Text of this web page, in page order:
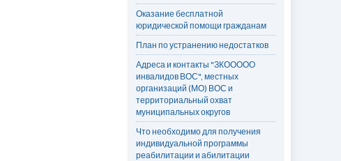
Оказание бесплатной
юридической помощи гражданам
План по устранению недостатков
Адреса и контакты "ЗКООООО
инвалидов ВОС", местных
организаций (МО) ВОС и
территориальный охват
муниципальных округов
Что необходимо для получения
индивидуальной программы
реабилитации и абилитации